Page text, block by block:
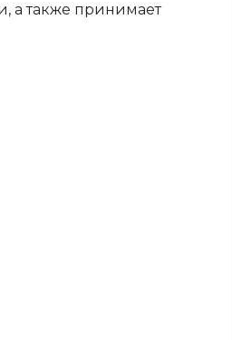
а также принимает